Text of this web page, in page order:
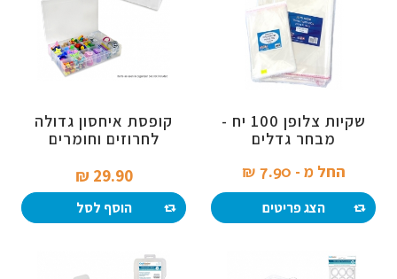
שקיות צלופן 100 יח -
מבחר גדלים
החל מ - 7.90 ₪‎
הצג פריטים
קופסת איחסון גדולה
לחרוזים וחומרים
29.90 ₪‎
הוסף לסל